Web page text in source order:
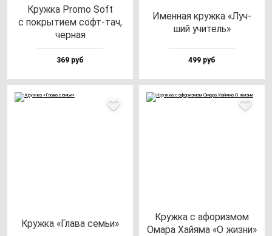
Круж­ка Pro­mo Soft
с пок­ры­ти­ем софт-тач,
чер­ная
369 руб
Имен­ная круж­ка «Луч­
ший учи­тель»
499 руб
Круж­ка «Гла­ва cемьи»
Круж­ка с афо­риз­мом
Ома­ра Хай­яма «О жиз­ни»